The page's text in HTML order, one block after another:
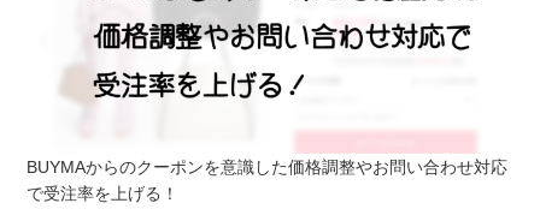
BUYMAからのクーポンを意識した価格調整やお問い合わせ対応
で受注率を上げる！